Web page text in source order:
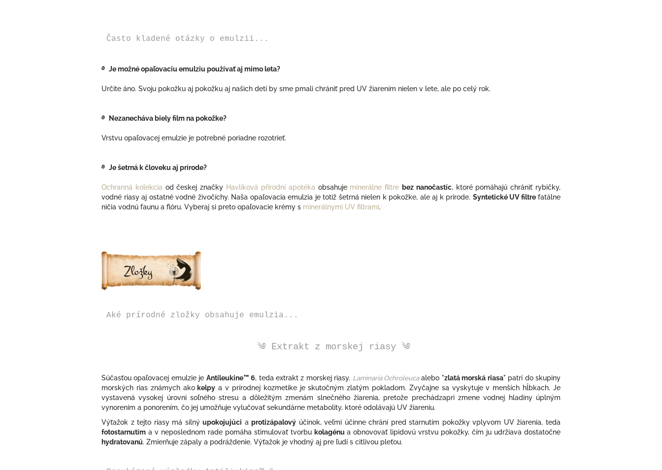
Často kladené otázky o emulzii...
࿔ Je možné opaľovaciu emulziu používať aj mimo leta?
Určite áno. Svoju pokožku aj pokožku aj našich detí by sme pmali chrániť pred UV žiarením nielen v lete, ale po celý rok.
࿔ Nezanecháva biely film na pokožke?
Vrstvu opaľovacej emulzie je potrebné poriadne rozotrieť.
࿔ Je šetrná k človeku aj prírode?
Ochranná kolekcia od českej značky Havlíková přírodní apotéka obsahuje minerálne filtre bez nanočastíc, ktoré pomáhajú chrániť rybičky,
vodné riasy aj ostatné vodné živočíchy. Naša opaľovacia emulzia je totiž šetrná nielen k pokožke, ale aj k prírode. Syntetické UV filtrefatálne
ničia vodnú faunu a flóru. Vyberaj si preto opaľovacie krémy s minerálnymi UV filtrami.
Aké prírodné zložky obsahuje emulzia...
༄ Extrakt z morskej riasy ༄
Súčasťou opaľovacej emulzie je Antileukine™ 6, teda extrakt z morskej riasy. Laminaria Ochroleucaalebo "zlatá morská riasa" patrí do skupiny
morských rias známych akokelpy a v prírodnej kozmetike je skutočným zlatým pokladom. Zvyčajne sa vyskytuje v menších hĺbkach. Je
vystavená vysokej úrovni soľného stresu a dôležitým zmenám slnečného žiarenia, pretože prechádzapri zmene vodnej hladiny úplným
vynorením a ponorením, čo jej umožňuje vylučovať sekundárne metabolity, ktoré odolávajú UV žiareniu.
Výťažok z tejto riasy má silnýupokojujúci aprotizápalový účinok, veľmi účinne chráni pred starnutím pokožky vplyvom UV žiarenia, teda
fotostarnutím a v neposlednom rade pomáha stimulovať tvorbu kolagénu a obnovovať lipidovú vrstvu pokožky, čím ju udržiava dostatočne
hydratovanú. Zmierňuje zápaly a podráždenie. Výťažok je vhodný aj pre ľudí s citlivou pleťou.